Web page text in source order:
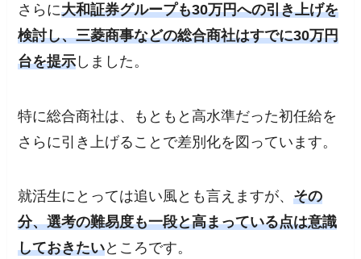
さらに大和証券グループも30万円への引き上げを
検討し、三菱商事などの総合商社はすでに30万円
台を提示 しました。
特に総合商社は、もともと高水準だった初任給を
さらに引き上げることで差別化を図っています。
就活生にとっては追い風とも言えますが、その
分、選考の難易度も一段と高まっている点は意識
しておきたいところです。